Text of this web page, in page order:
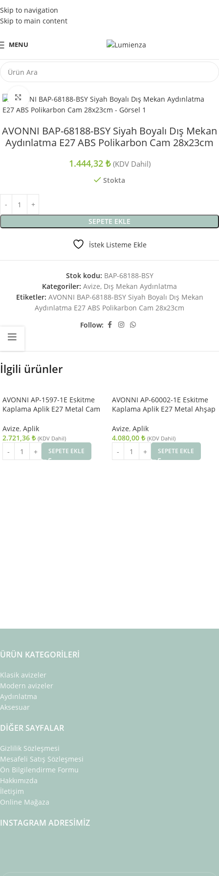
Skip to navigation
Skip to main content
Tüm Kredi Kartlarına Peşin Fiyatına 3 Taksit Fırsatı
MENU
Büyütmek için tıklayın
AVONNI BAP-68188-BSY Siyah Boyalı Dış Mekan
Aydınlatma E27 ABS Polikarbon Cam 28x23cm
1.444,32 ₺ (KDV Dahil)
Stokta
SEPETE EKLE
İstek Listeme Ekle
Stok kodu: BAP-68188-BSY
Kategoriler: Avize, Dış Mekan Aydınlatma
Etiketler: AVONNI BAP-68188-BSY Siyah Boyalı Dış Mekan
Aydınlatma E27 ABS Polikarbon Cam 28x23cm
Follow:
İlgili ürünler
AVONNI AP-1597-1E Eskitme
Kaplama Aplik E27 Metal Cam
Avize, Aplik
2.721,36 ₺ (KDV Dahil)
SEPETE EKLE
AVONNI AP-60002-1E Eskitme
Kaplama Aplik E27 Metal Ahşap
Avize, Aplik
4.080,00 ₺ (KDV Dahil)
SEPETE EKLE
ÜRÜN KATEGORILERI
Klasik avizeler
Modern avizeler
Aydınlatma
Aksesuar
DIĞER SAYFALAR
Gizlilik Sözleşmesi
Mesafeli Satış Sözleşmesi
Ön Bilgilendirme Formu
Hakkımızda
İletişim
Online Mağaza
INSTAGRAM ADRESIMIZ